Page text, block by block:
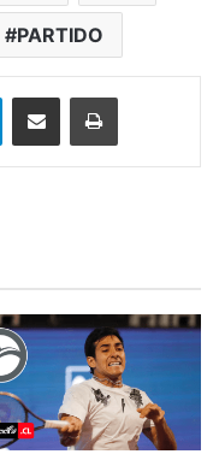
PARTIDO
TelegramEnviar vía email Imprimir